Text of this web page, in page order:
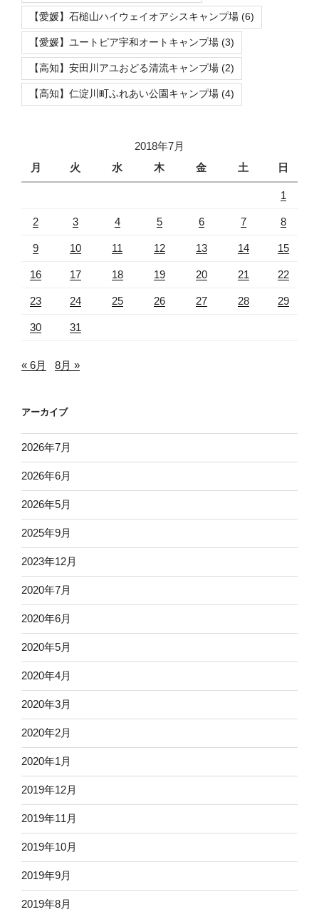
【愛媛】石槌山ハイウェイオアシスキャンプ場 (6)
【愛媛】ユートピア宇和オートキャンプ場 (3)
【高知】安田川アユおどる清流キャンプ場 (2)
【高知】仁淀川町ふれあい公園キャンプ場 (4)
2018年7月
月
火 水 木 金 土 日
1
2 3 4 5 6 7 8
9 10 11 12 13 14 15
16 17 18 19 20 21 22
23 24 25 26 27 28 29
30 31
« 6月 8月 »
アーカイブ
2026年7月
2026年6月
2026年5月
2025年9月
2023年12月
2020年7月
2020年6月
2020年5月
2020年4月
2020年3月
2020年2月
2020年1月
2019年12月
2019年11月
2019年10月
2019年9月
2019年8月